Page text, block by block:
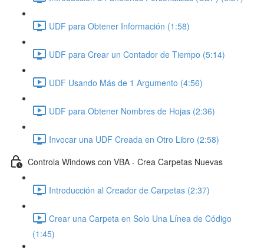
UDF para Obtener Información (1:58)
UDF para Crear un Contador de Tiempo (5:14)
UDF Usando Más de 1 Argumento (4:56)
UDF para Obtener Nombres de Hojas (2:36)
Invocar una UDF Creada en Otro Libro (2:58)
Controla Windows con VBA - Crea Carpetas Nuevas
Introducción al Creador de Carpetas (2:37)
Crear una Carpeta en Solo Una Línea de Código
(1:45)